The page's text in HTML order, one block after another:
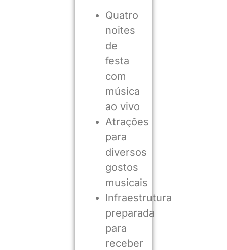
Quatro
noites
de
festa
com
música
ao vivo
Atrações
para
diversos
gostos
musicais
Infraestrutura
preparada
para
receber